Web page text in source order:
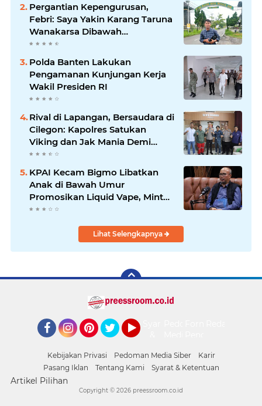
Pergantian Kepengurusan,
Febri: Saya Yakin Karang Taruna
Wanakarsa Dibawah
Kepemimpinan Bung Entus
Jauh Membawa Manfaat
Polda Banten Lakukan
Pengamanan Kunjungan Kerja
Wakil Presiden RI
Rival di Lapangan, Bersaudara di
Cilegon: Kapolres Satukan
Viking dan Jak Mania Demi
Nobar Damai Piala Presiden
KPAI Kecam Bigmo Libatkan
Anak di Bawah Umur
Promosikan Liquid Vape, Minta
Aparat Bertindak Tegas
Lihat Selengkapnya
Kebijakan Privasi Pedoman Media Siber
Karir
Pasang Iklan
Tentang Kami Syarat & Ketentuan
Artikel Pilihan
Copyright © 2026 preessroom.co.id